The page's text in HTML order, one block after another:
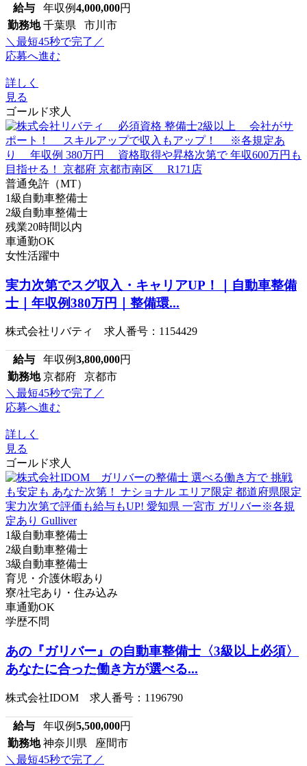
給与 年収例4,000,000円
勤務地 千葉県 市川市
＼最短45秒で完了／
応募へ進む
詳しく
見る
ゴールド求人
普通免許（MT）
1級自動車整備士
2級自動車整備士
残業20時間以内
車通勤OK
女性活躍中
実力次第でスグ収入・キャリアUP！｜自動車整備
士｜年収例380万円｜整備環...
株式会社リバティ 求人番号：1154429
給与 年収例3,800,000円
勤務地 京都府 京都市
＼最短45秒で完了／
応募へ進む
詳しく
見る
ゴールド求人
1級自動車整備士
2級自動車整備士
3級自動車整備士
育児・介護休暇あり
寮/社宅あり・住み込み
車通勤OK
学歴不問
あの『ガリバー』の自動車整備士〈3級以上必須〉
あなたに合った働き方が選べる...
株式会社IDOM 求人番号：1196790
給与 年収例5,500,000円
勤務地 神奈川県 座間市
＼最短45秒で完了／